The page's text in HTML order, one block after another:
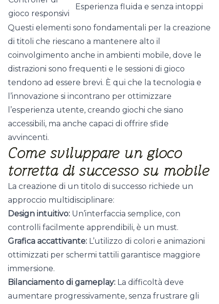
gioco responsivi
Esperienza fluida e senza intoppi
Questi elementi sono fondamentali per la creazione
di titoli che riescano a mantenere alto il
coinvolgimento anche in ambienti mobile, dove le
distrazioni sono frequenti e le sessioni di gioco
tendono ad essere brevi. È qui che la tecnologia e
l’innovazione si incontrano per ottimizzare
l’esperienza utente, creando giochi che siano
accessibili, ma anche capaci di offrire sfide
avvincenti.
Come sviluppare un gioco
torretta di successo su mobile
La creazione di un titolo di successo richiede un
approccio multidisciplinare:
Design intuitivo: Un’interfaccia semplice, con
controlli facilmente apprendibili, è un must.
Grafica accattivante: L’utilizzo di colori e animazioni
ottimizzati per schermi tattili garantisce maggiore
immersione.
Bilanciamento di gameplay: La difficoltà deve
aumentare progressivamente, senza frustrare gli